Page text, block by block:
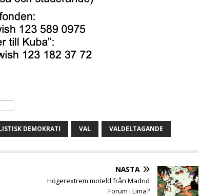
DEMOKRATI VAL VALDELTAGANDE
NÄSTA
Högerextrem moteld från Madrid
Forum i Lima?